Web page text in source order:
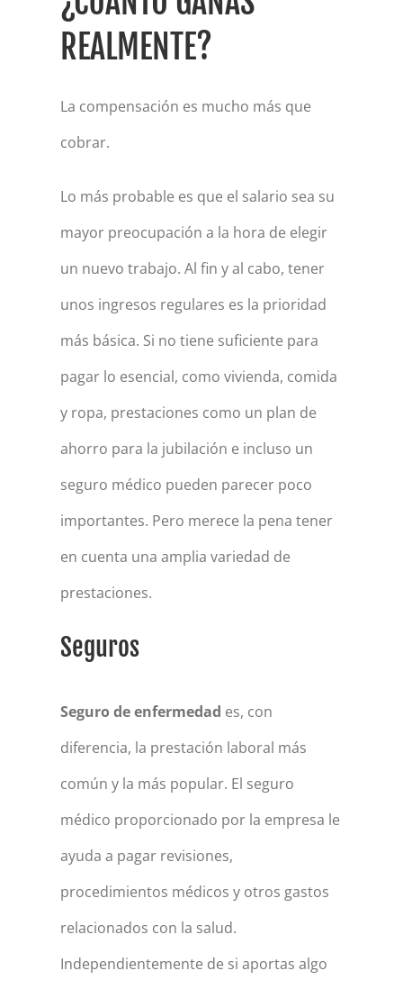
REALMENTE?
La compensación es mucho más que
cobrar.
Lo más probable es que el salario sea su
mayor preocupación a la hora de elegir
un nuevo trabajo. Al fin y al cabo, tener
unos ingresos regulares es la prioridad
más básica. Si no tiene suficiente para
pagar lo esencial, como vivienda, comida
y ropa, prestaciones como un plan de
ahorro para la jubilación e incluso un
seguro médico pueden parecer poco
importantes. Pero merece la pena tener
en cuenta una amplia variedad de
prestaciones.
Seguros
Seguro de enfermedad es, con
diferencia, la prestación laboral más
común y la más popular. El seguro
médico proporcionado por la empresa le
ayuda a pagar revisiones,
procedimientos médicos y otros gastos
relacionados con la salud.
Independientemente de si aportas algo